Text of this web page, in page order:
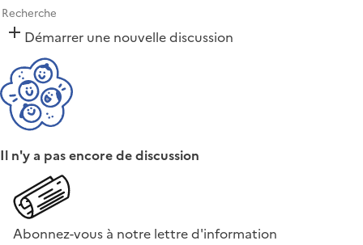
Démarrer une nouvelle discussion
Il n'y a pas encore de discussion
Abonnez-vous à notre lettre d'information